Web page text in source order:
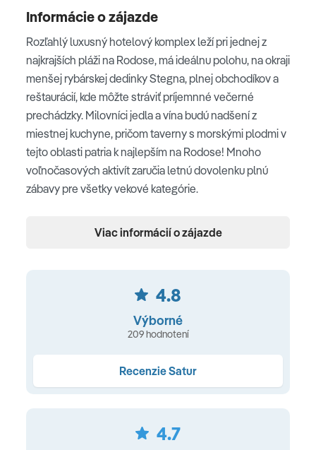
Informácie o zájazde
Rozľahlý luxusný hotelový komplex leží pri jednej z
najkrajších pláži na Rodose, má ideálnu polohu, na okraji
menšej rybárskej dedinky Stegna, plnej obchodíkov a
reštaurácií, kde môžte stráviť príjemnné večerné
prechádzky. Milovníci jedla a vína budú nadšení z
miestnej kuchyne, pričom taverny s morskými plodmi v
tejto oblasti patria k najlepším na Rodose! Mnoho
voľnočasových aktivít zaručia letnú dovolenku plnú
zábavy pre všetky vekové kategórie.
Archangelos 4 km • známa pláž Tsambika 5 km • 30 km
pláž ocenená Modrou vlajkou • piesočnatá pláž s
prímesou kamienkov s pozvoľným vstupom do mora •
ležadlá zdarma • plážové uteráky za depozit • vodné
Viac informácií o zájazde
4.8
Výborné
209 hodnotení
Recenzie Satur
4.7